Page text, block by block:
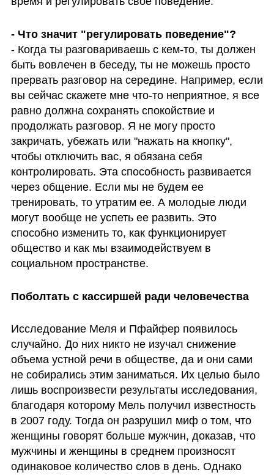
- Когда ты разговариваешь с кем-то, ты должен
быть вовлечен в беседу, ты не можешь просто
прервать разговор на середине. Например, если
вы сейчас скажете мне что-то неприятное, я все
равно должна сохранять спокойствие и
продолжать разговор. Я не могу просто
закричать, убежать или "нажать на кнопку",
чтобы отключить вас, я обязана себя
контролировать. Эта способность развивается
через общение. Если мы не будем ее
тренировать, то утратим ее. А молодые люди
могут вообще не успеть ее развить. Это
способно изменить то, как функционирует
общество и как мы взаимодействуем в
социальном пространстве.
Поболтать с кассиршей ради человечества
Исследование Меля и Пфайфер появилось
случайно. До них никто не изучал снижение
объема устной речи в обществе, да и они сами
не собирались этим заниматься. Их целью было
лишь воспроизвести результаты исследования,
благодаря которому Мель получил известность
в 2007 году. Тогда он разрушил миф о том, что
женщины говорят больше мужчин, доказав, что
мужчины и женщины в среднем произносят
одинаковое количество слов в день. Однако